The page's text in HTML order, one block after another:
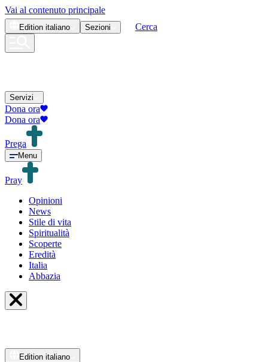
Vai al contenuto principale
Edition italiano Sezioni Cerca
Servizi
Dona ora
Dona ora
Prega
Menu
Pray
Opinioni
News
Stile di vita
Spiritualità
Scoperte
Eredità
Italia
Abbazia
Edition italiano